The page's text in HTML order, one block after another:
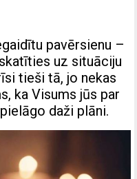
pavērsienu –
uz situāciju
tieši tā, jo nekas
ka Visums jūs par
daži plāni.